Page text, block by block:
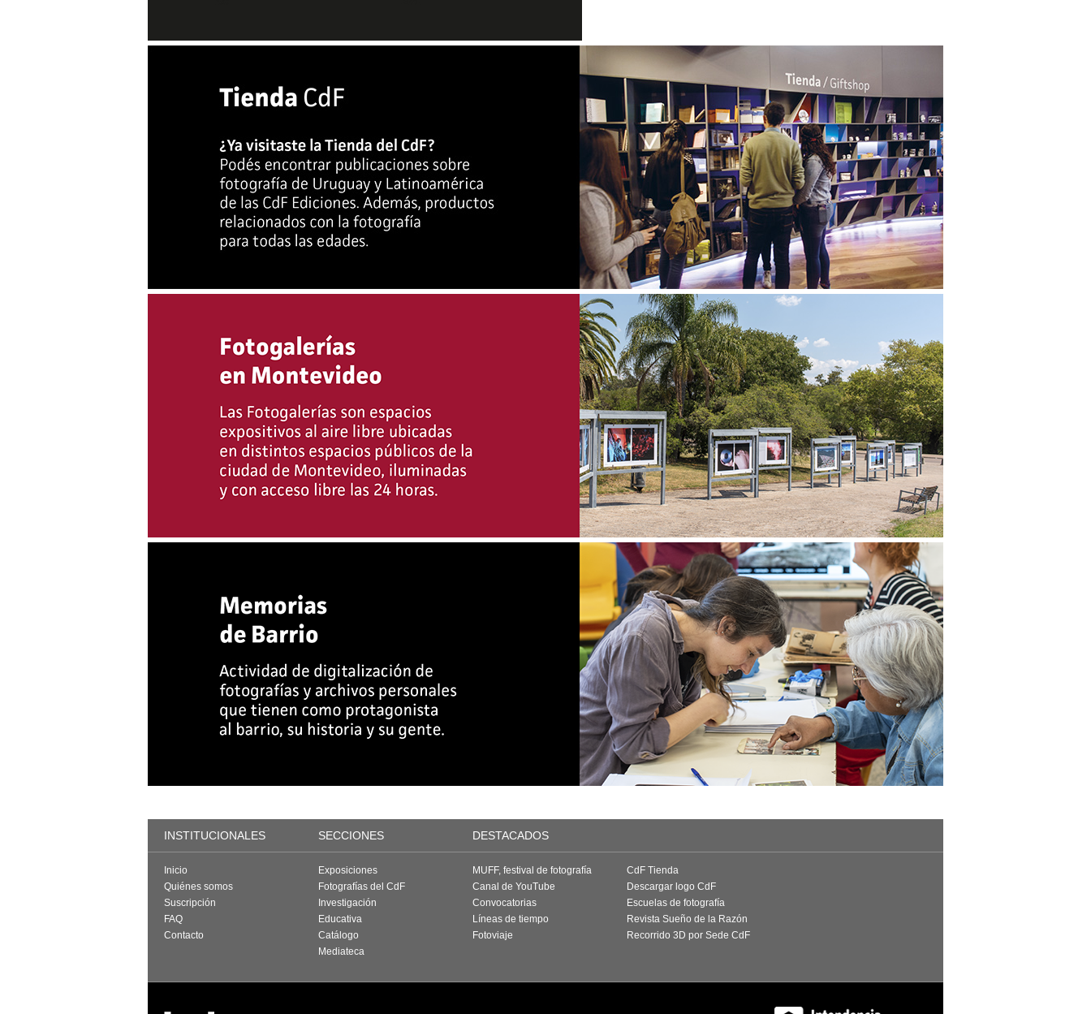
INSTITUCIONALES SECCIONES DESTACADOS
Inicio
Quiénes somos
Suscripción
FAQ
Contacto
Exposiciones
Fotografías del CdF
Investigación
Educativa
Catálogo
Mediateca
MUFF, festival de fotografía
Canal de YouTube
Convocatorias
Líneas de tiempo
Fotoviaje
CdF Tienda
Descargar logo CdF
Escuelas de fotografía
Revista Sueño de la Razón
Recorrido 3D por Sede CdF